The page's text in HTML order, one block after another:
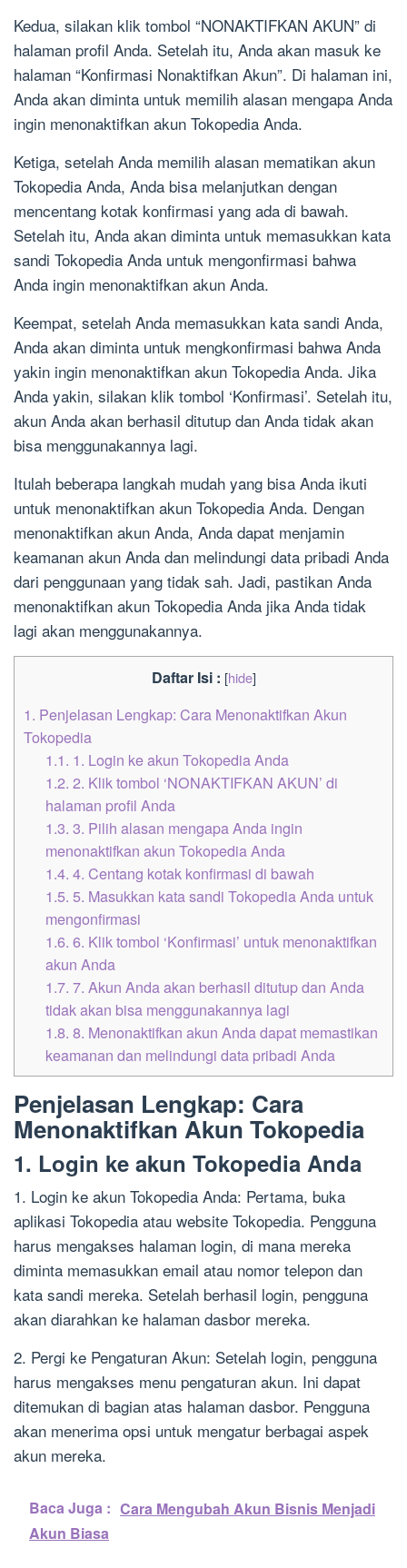
Kedua, silakan klik tombol “NONAKTIFKAN AKUN” di
halaman profil Anda. Setelah itu, Anda akan masuk ke
halaman “Konfirmasi Nonaktifkan Akun”. Di halaman ini,
Anda akan diminta untuk memilih alasan mengapa Anda
ingin menonaktifkan akun Tokopedia Anda.
Ketiga, setelah Anda memilih alasan mematikan akun
Tokopedia Anda, Anda bisa melanjutkan dengan
mencentang kotak konfirmasi yang ada di bawah.
Setelah itu, Anda akan diminta untuk memasukkan kata
sandi Tokopedia Anda untuk mengonfirmasi bahwa
Anda ingin menonaktifkan akun Anda.
Keempat, setelah Anda memasukkan kata sandi Anda,
Anda akan diminta untuk mengkonfirmasi bahwa Anda
yakin ingin menonaktifkan akun Tokopedia Anda. Jika
Anda yakin, silakan klik tombol ‘Konfirmasi’. Setelah itu,
akun Anda akan berhasil ditutup dan Anda tidak akan
bisa menggunakannya lagi.
Itulah beberapa langkah mudah yang bisa Anda ikuti
untuk menonaktifkan akun Tokopedia Anda. Dengan
menonaktifkan akun Anda, Anda dapat menjamin
keamanan akun Anda dan melindungi data pribadi Anda
dari penggunaan yang tidak sah. Jadi, pastikan Anda
menonaktifkan akun Tokopedia Anda jika Anda tidak
lagi akan menggunakannya.
Daftar Isi : [hide]
1. Penjelasan Lengkap: Cara Menonaktifkan Akun
Tokopedia
1.1. 1. Login ke akun Tokopedia Anda
1.2. 2. Klik tombol ‘NONAKTIFKAN AKUN’ di
halaman profil Anda
1.3. 3. Pilih alasan mengapa Anda ingin
menonaktifkan akun Tokopedia Anda
1.4. 4. Centang kotak konfirmasi di bawah
1.5. 5. Masukkan kata sandi Tokopedia Anda untuk
mengonfirmasi
1.6. 6. Klik tombol ‘Konfirmasi’ untuk menonaktifkan
akun Anda
1.7. 7. Akun Anda akan berhasil ditutup dan Anda
tidak akan bisa menggunakannya lagi
1.8. 8. Menonaktifkan akun Anda dapat memastikan
keamanan dan melindungi data pribadi Anda
Penjelasan Lengkap: Cara
Menonaktifkan Akun Tokopedia
1. Login ke akun Tokopedia Anda
1. Login ke akun Tokopedia Anda: Pertama, buka
aplikasi Tokopedia atau website Tokopedia. Pengguna
harus mengakses halaman login, di mana mereka
diminta memasukkan email atau nomor telepon dan
kata sandi mereka. Setelah berhasil login, pengguna
akan diarahkan ke halaman dasbor mereka.
2. Pergi ke Pengaturan Akun: Setelah login, pengguna
harus mengakses menu pengaturan akun. Ini dapat
ditemukan di bagian atas halaman dasbor. Pengguna
akan menerima opsi untuk mengatur berbagai aspek
akun mereka.
Baca Juga : Cara Mengubah Akun Bisnis Menjadi
Akun Biasa